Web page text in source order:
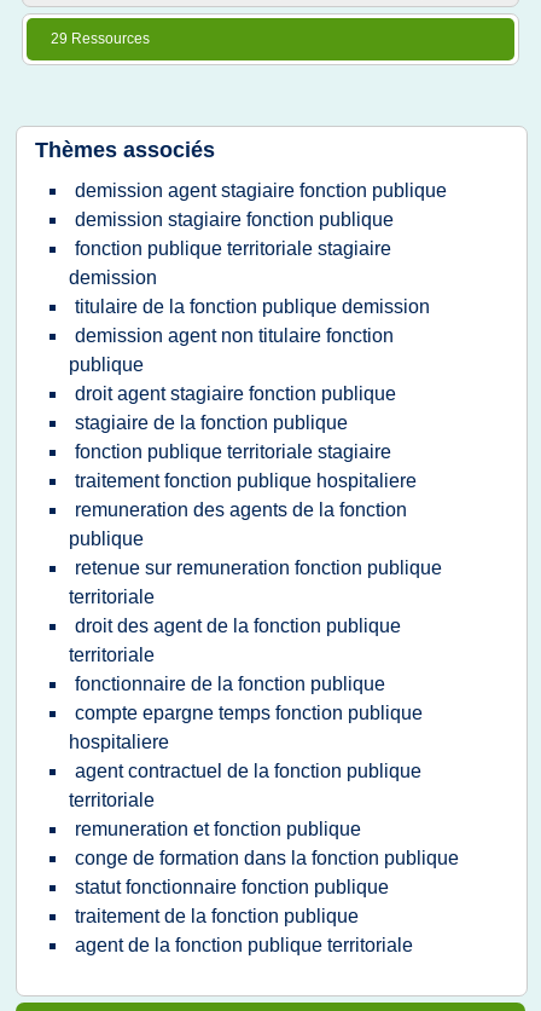
29 Ressources
Thèmes associés
demission agent stagiaire fonction publique
demission stagiaire fonction publique
fonction publique territoriale stagiaire
demission
titulaire de la fonction publique demission
demission agent non titulaire fonction
publique
droit agent stagiaire fonction publique
stagiaire de la fonction publique
fonction publique territoriale stagiaire
traitement fonction publique hospitaliere
remuneration des agents de la fonction
publique
retenue sur remuneration fonction publique
territoriale
droit des agent de la fonction publique
territoriale
fonctionnaire de la fonction publique
compte epargne temps fonction publique
hospitaliere
agent contractuel de la fonction publique
territoriale
remuneration et fonction publique
conge de formation dans la fonction publique
statut fonctionnaire fonction publique
traitement de la fonction publique
agent de la fonction publique territoriale